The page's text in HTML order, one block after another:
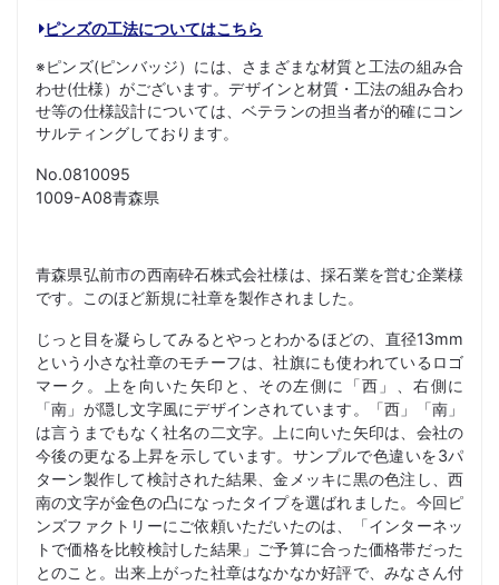
ピンズの工法についてはこちら
※ピンズ(ピンバッジ）には、さまざまな材質と工法の組み合
わせ(仕様）がございます。デザインと材質・工法の組み合わ
せ等の仕様設計については、ベテランの担当者が的確にコン
サルティングしております。
No.0810095
1009-A08青森県
青森県弘前市の西南砕石株式会社様は、採石業を営む企業様
です。このほど新規に社章を製作されました。
じっと目を凝らしてみるとやっとわかるほどの、直径13mm
という小さな社章のモチーフは、社旗にも使われているロゴ
マーク。上を向いた矢印と、その左側に「西」、右側に
「南」が隠し文字風にデザインされています。「西」「南」
は言うまでもなく社名の二文字。上に向いた矢印は、会社の
今後の更なる上昇を示しています。サンプルで色違いを3パ
ターン製作して検討された結果、金メッキに黒の色注し、西
南の文字が金色の凸になったタイプを選ばれました。今回ピ
ンズファクトリーにご依頼いただいたのは、「インターネッ
トで価格を比較検討した結果」ご予算に合った価格帯だった
とのこと。出来上がった社章はなかなか好評で、みなさん付